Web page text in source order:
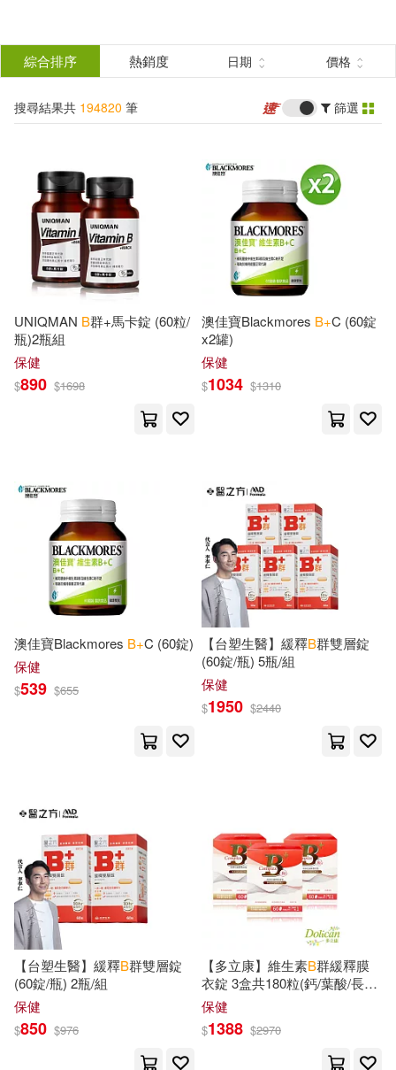
結
分類 (單選)
所有商品(194820)
圖書(171665) 影音(5427)
雜誌(1225)
服飾(611) 家居生活(535)
美食(179) 3C(3093)
家電(907) 保健(376)
無印良品(58) 星巴克(1)
日用清潔(23) 休閒生活(255)
婦幼生活(2786)
電子票證(2)
票券(8)
電子書閱讀器(2)
有聲書(8)
作者 (可複選)
B.(3842)
J. B.(1937) Robert B.(1773)
William B.(1369)
Publishing(1359)
A. B.(1231) David B.(1229)
James B.(1184)
B. M.(996)
Michael B.(754)
George B.(743) M.(739)
W. B.(727)
Jr.(708) John(700)
Bower(661) M.D.(660)
出版社 (可複選)
Ingram(129714)
Taylor & Francis Asia Pacific(4161)
B & H Pub Group(1240)
W B Saunders Co(1133)
Lightning Source Inc(903)
Universal(852)
Pearson College Div(595)
(可複選)
可超商取貨(182146)
可海外宅配(181181)
可港澳店取(162209)
可新加坡店取(161233)
可菲律賓店取(162656)
綜合排序 熱銷度 日期 價格
搜尋結果共 194820 筆 篩選
UNIQMAN B群+馬卡錠 (60粒/
瓶)2瓶組
保健
$890 $1698
澳佳寶Blackmores B+C (60錠
x2罐)
保健
$1034 $1310
澳佳寶Blackmores B+C (60錠)
保健
$539 $655
【台塑生醫】緩釋B群雙層錠
(60錠/瓶) 5瓶/組
保健
$1950 $2440
【台塑生醫】緩釋B群雙層錠
(60錠/瓶) 2瓶/組
保健
$850 $976
【多立康】維生素B群緩釋膜
衣錠 3盒共180粒(鈣/葉酸/長效
吸收)
保健
$1388 $2970